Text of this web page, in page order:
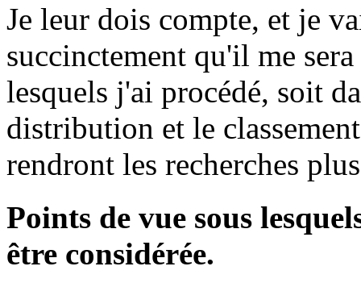
Je leur dois compte, et je
succinctement qu'il me
lesquels j'ai procédé, soit
distribution et le
rendront les recherches
Points de vue sous
être considérée.